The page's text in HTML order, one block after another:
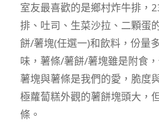
室友最喜歡的是鄉村炸牛排，
排、吐司、生菜沙拉、二顆蛋
餅/薯塊(任選一)和飲料，份量
味，薯條/薯餅/薯塊雖是附食
薯塊與薯條是我們的愛，脆度
極蘿蔔糕外觀的薯餅塊頭大，
條。